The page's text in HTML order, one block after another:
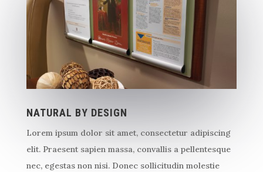
NATURAL BY DESIGN
Lorem ipsum dolor sit amet, consectetur adipiscing
elit. Praesent sapien massa, convallis a pellentesque
nec, egestas non nisi. Donec sollicitudin molestie